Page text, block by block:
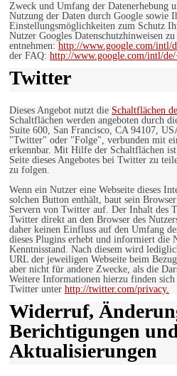
Zweck und Umfang der Datenerhebung
Nutzung der Daten durch Google sowie
Einstellungsmöglichkeiten zum Schutz
Nutzer Googles Datenschutzhinweisen
entnehmen: http://www.google.com/intl/
der FAQ: http://www.google.com/intl/
Twitter
Dieses Angebot nutzt die Schaltflächen
Schaltflächen werden angeboten durch
Suite 600, San Francisco, CA 94107,
"Twitter" oder "Folge", verbunden mit
erkennbar. Mit Hilfe der Schaltflächen
Seite dieses Angebotes bei Twitter zu
zu folgen.
Wenn ein Nutzer eine Webseite dieses
solchen Button enthält, baut sein
Servern von Twitter auf. Der Inhalt des
Twitter direkt an den Browser des
daher keinen Einfluss auf den Umfang
dieses Plugins erhebt und informiert die
Kenntnisstand. Nach diesem wird
URL der jeweiligen Webseite beim
aber nicht für andere Zwecke, als die
Weitere Informationen hierzu finden
Twitter unter http://twitter.com/privacy.
Widerruf,
Berichtigungen
Aktualisierungen